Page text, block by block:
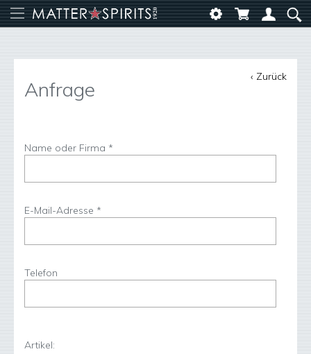
‹ Zurück
Anfrage
Name oder Firma *
E-Mail-Adresse *
Telefon
Artikel: